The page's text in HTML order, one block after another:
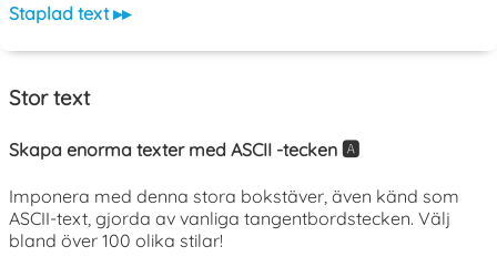
Staplad text ▸▸
Stor text
Skapa enorma texter med ASCII -tecken 🅰️
Imponera med denna stora bokstäver, även känd som
ASCII-text, gjorda av vanliga tangentbordstecken. Välj
bland över 100 olika stilar!